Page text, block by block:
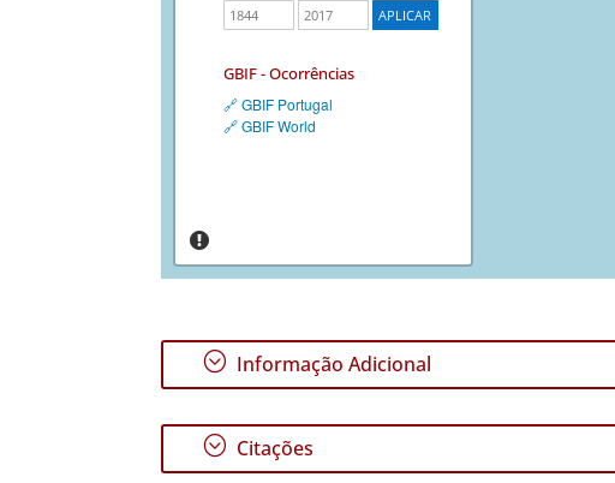
GBIF - Ocorrências
🔗 GBIF Portugal
🔗 GBIF World
; Informação Adicional
; Citações